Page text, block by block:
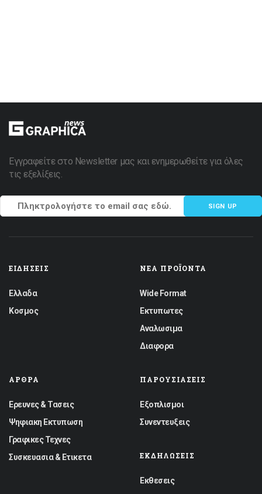
Εγγραφείτε στο Newsletter μας και ενημερωθείτε για όλες
τις εξελίξεις.
SIGN UP
ΕΙΔΉΣΕΙΣ
Ελλαδα
Κοσμος
ΝΈΑ ΠΡΟΪΌΝΤΑ
Wide Format
Εκτυπωτες
Αναλωσιμα
Διαφορα
ΆΡΘΡΑ
Ερευνες & Τασεις
Ψηφιακη Εκτυπωση
Γραφικες Τεχνες
Συσκευασια & Ετικετα
ΠΑΡΟΥΣΙΆΣΕΙΣ
Εξοπλισμοι
Συνεντευξεις
ΕΚΔΗΛΏΣΕΙΣ
Εκθεσεις